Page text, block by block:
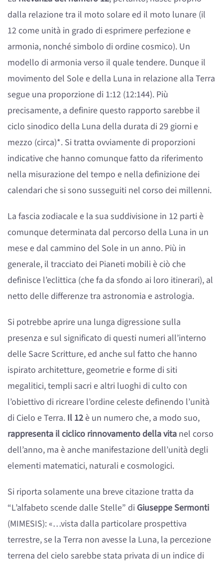
dalla relazione tra il moto solare ed il moto lunare (il
12 come unità in grado di esprimere perfezione e
armonia, nonché simbolo di ordine cosmico). Un
modello di armonia verso il quale tendere. Dunque il
movimento del Sole e della Luna in relazione alla Terra
segue una proporzione di 1:12 (12:144). Più
precisamente, a definire questo rapporto sarebbe il
ciclo sinodico della Luna della durata di 29 giorni e
mezzo (circa)*. Si tratta ovviamente di proporzioni
indicative che hanno comunque fatto da riferimento
nella misurazione del tempo e nella definizione dei
calendari che si sono susseguiti nel corso dei millenni.
La fascia zodiacale e la sua suddivisione in 12 parti è
comunque determinata dal percorso della Luna in un
mese e dal cammino del Sole in un anno. Più in
generale, il tracciato dei Pianeti mobili è ciò che
definisce l’eclittica (che fa da sfondo ai loro itinerari), al
netto delle differenze tra astronomia e astrologia.
Si potrebbe aprire una lunga digressione sulla
presenza e sul significato di questi numeri all’interno
delle Sacre Scritture, ed anche sul fatto che hanno
ispirato architetture, geometrie e forme di siti
megalitici, templi sacri e altri luoghi di culto con
l’obiettivo di ricreare l’ordine celeste definendo l’unità
di Cielo e Terra. Il 12è un numero che, a modo suo,
rappresenta il ciclico rinnovamento della vita nel corso
dell’anno, ma è anche manifestazione dell’unità degli
elementi matematici, naturali e cosmologici.
Si riporta solamente una breve citazione tratta da
“L’alfabeto scende dalle Stelle” di Giuseppe Sermonti
(MIMESIS): «…vista dalla particolare prospettiva
terrestre, se la Terra non avesse la Luna, la percezione
terrena del cielo sarebbe stata privata di un indice di